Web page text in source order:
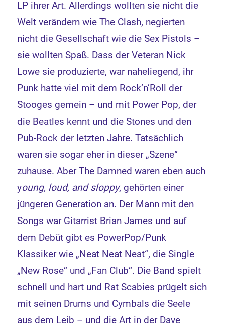
LP ihrer Art. Allerdings wollten sie nicht die
Welt verändern wie The Clash, negierten
nicht die Gesellschaft wie die Sex Pistols –
sie wollten Spaß. Dass der Veteran Nick
Lowe sie produzierte, war naheliegend, ihr
Punk hatte viel mit dem Rock’n’Roll der
Stooges gemein – und mit Power Pop, der
die Beatles kennt und die Stones und den
Pub-Rock der letzten Jahre. Tatsächlich
waren sie sogar eher in dieser „Szene“
zuhause. Aber The Damned waren eben auch
young, loud, and sloppy, gehörten einer
jüngeren Generation an. Der Mann mit den
Songs war Gitarrist Brian James und auf
dem Debüt gibt es PowerPop/Punk
Klassiker wie „Neat Neat Neat“, die Single
„New Rose“ und „Fan Club“. Die Band spielt
schnell und hart und Rat Scabies prügelt sich
mit seinen Drums und Cymbals die Seele
aus dem Leib – und die Art in der Dave